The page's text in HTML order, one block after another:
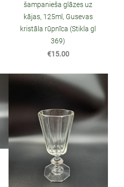
šampanieša glāzes uz
kājas, 125ml, Gusevas
kristāla rūpnīca (Stikla gl
369)
€15.00